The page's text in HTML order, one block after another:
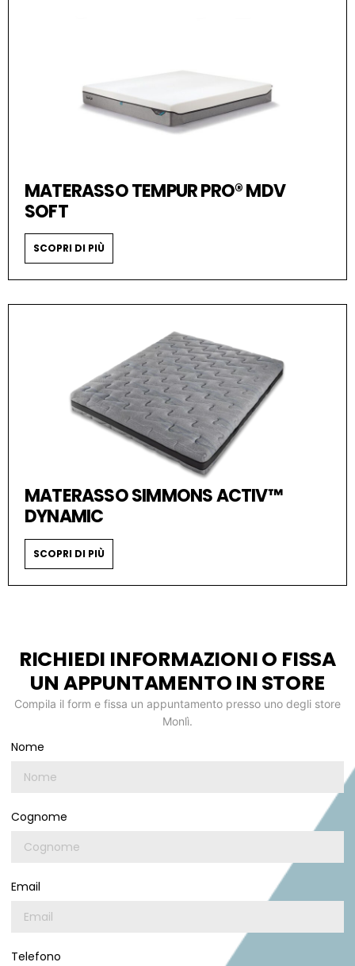
MATERASSO TEMPUR PRO® MDV
SOFT
SCOPRI DI PIÙ
MATERASSO SIMMONS ACTIV™
DYNAMIC
SCOPRI DI PIÙ
RICHIEDI INFORMAZIONI O FISSA
UN APPUNTAMENTO IN STORE
Compila il form e fissa un appuntamento presso uno degli store
Monlì.
Nome
Cognome
Email
Telefono